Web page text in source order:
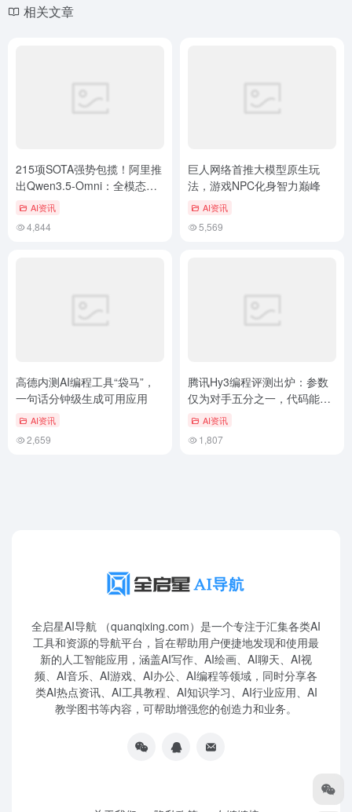
相关文章
215项SOTA强势包揽！阿里推
出Qwen3.5-Omni：全模态能
力全面超越Gemini
AI资讯
4,844
巨人网络首推大模型原生玩
法，游戏NPC化身智力巅峰
AI资讯
5,569
高德内测AI编程工具“袋马”，
一句话分钟级生成可用应用
AI资讯
2,659
腾讯Hy3编程评测出炉：参数
仅为对手五分之一，代码能力
持平DeepSeek-V4-Pro
AI资讯
1,807
全启星AI导航 （quanqixing.com）是一个专注于汇集各类AI
工具和资源的导航平台，旨在帮助用户便捷地发现和使用最
新的人工智能应用，涵盖AI写作、AI绘画、AI聊天、AI视
频、AI音乐、AI游戏、AI办公、AI编程等领域，同时分享各
类AI热点资讯、AI工具教程、AI知识学习、AI行业应用、AI
教学图书等内容，可帮助增强您的创造力和业务。